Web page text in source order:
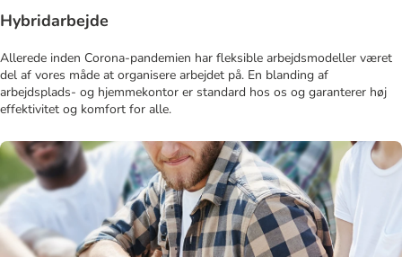
Hybridarbejde
Allerede inden Corona-pandemien har fleksible arbejdsmodeller været
del af vores måde at organisere arbejdet på. En blanding af
arbejdsplads- og hjemmekontor er standard hos os og garanterer høj
effektivitet og komfort for alle.